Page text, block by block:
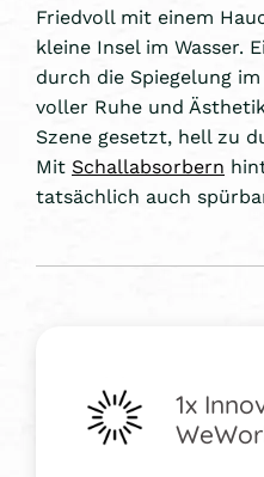
Friedvoll mit einem
kleine Insel im Wasser.
durch die Spiegelung
voller Ruhe und
Szene gesetzt, hell zu
Mit Schallabsorbern
tatsächlich auch
1x